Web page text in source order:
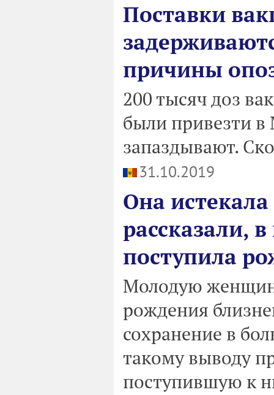
Поставки
причины
200 тысяч доз
были привезти в
запаздывают.
31.10.2019
Она
рассказали,
поступила
Молодую
рождения
сохранение в
такому выводу
поступившую к